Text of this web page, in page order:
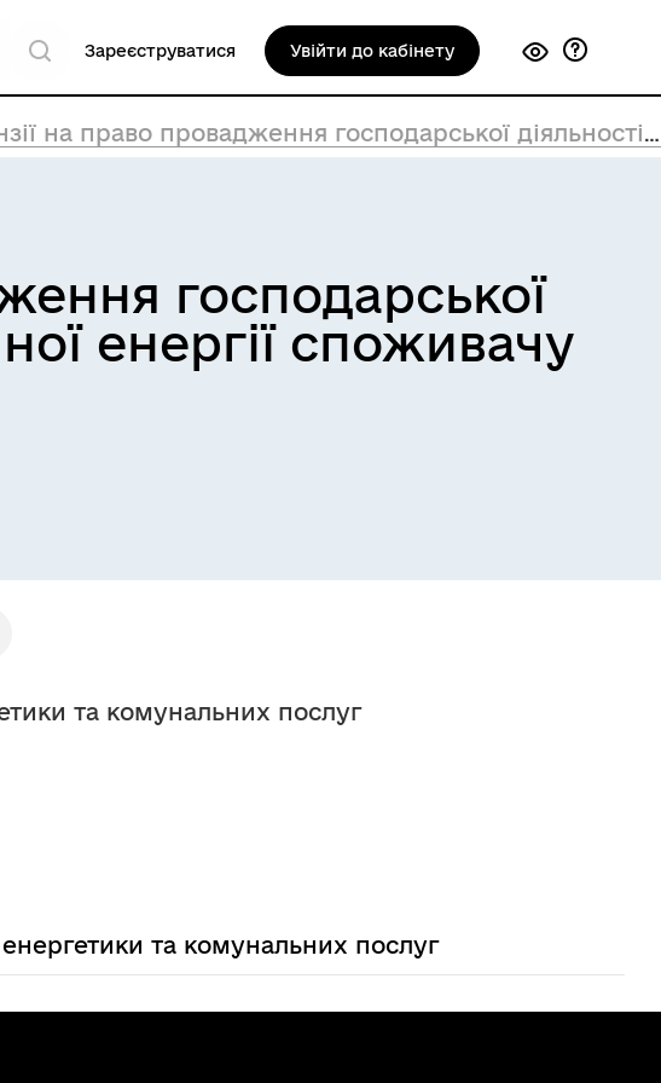
Зареєструватися Увійти до кабінету
провадження господарської діяльності з постачання електричної енергії споживачу
господарської
енергії споживачу
та комунальних послуг
та комунальних послуг